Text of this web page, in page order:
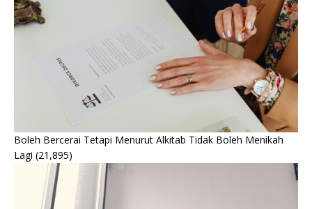
Boleh Bercerai Tetapi Menurut Alkitab Tidak Boleh Menikah
Lagi (21,895)